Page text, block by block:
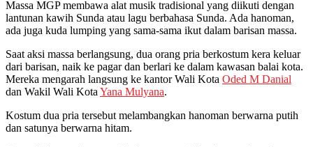
Massa MGP membawa alat musik tradisional yang diikuti dengan
lantunan kawih Sunda atau lagu berbahasa Sunda. Ada hanoman,
ada juga kuda lumping yang sama-sama ikut dalam barisan massa.
Saat aksi massa berlangsung, dua orang pria berkostum kera keluar
dari barisan, naik ke pagar dan berlari ke dalam kawasan balai kota.
Mereka mengarah langsung ke kantor Wali Kota Oded M Danial
dan Wakil Wali Kota Yana Mulyana.
Kostum dua pria tersebut melambangkan hanoman berwarna putih
dan satunya berwarna hitam.